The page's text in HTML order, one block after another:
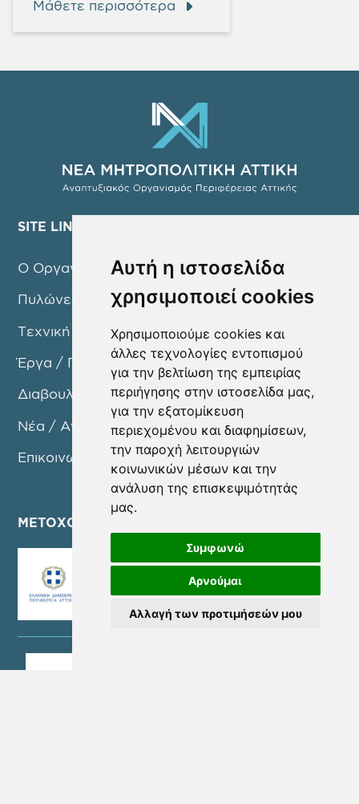
Αυτή η ιστοσελίδα
χρησιμοποιεί cookies
Χρησιμοποιούμε cookies και
άλλες τεχνολογίες εντοπισμού
για την βελτίωση της εμπειρίας
περιήγησης στην ιστοσελίδα μας,
για την εξατομίκευση
περιεχομένου και διαφημίσεων,
την παροχή λειτουργιών
κοινωνικών μέσων και την
ανάλυση της επισκεψιμότητάς
μας.
Συμφωνώ
Αρνούμαι
Αλλαγή των προτιμήσεών μου
Μάθετε περισσότερα
SITE LINKS
Ο Οργανισμός
Πυλώνες Δράσης
Τεχνική Υπηρεσία
Έργα / Προγράμματα
Διαβουλεύσεις
Νέα / Ανακοινώσεις
Επικοινωνία
ΜΕΤΟΧΟΙ